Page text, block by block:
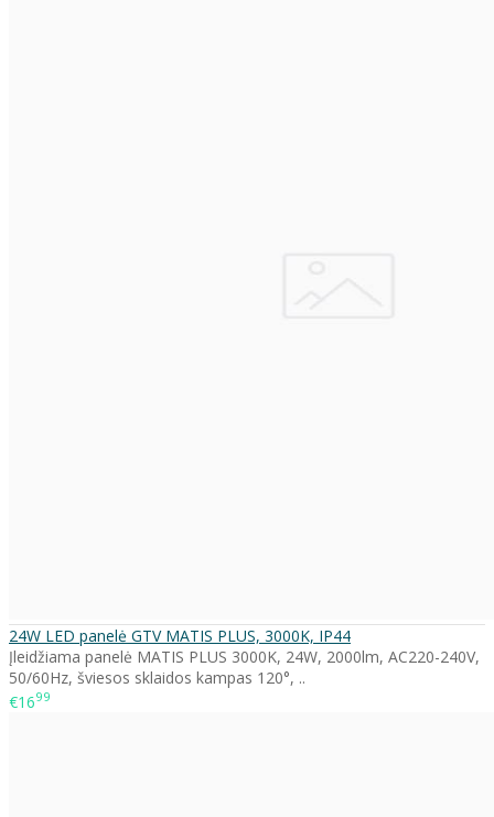
24W LED panelė GTV MATIS PLUS, 3000K, IP44
Įleidžiama panelė MATIS PLUS 3000K, 24W, 2000lm, AC220-240V,
50/60Hz, šviesos sklaidos kampas 120°, ..
€1699